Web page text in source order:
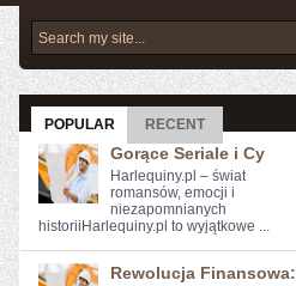
POPULAR RECENT
Gorące Seriale i Cy
Harlequiny.pl – świat
romansów, emocji i
niezapomnianych
historiiHarlequiny.pl to wyjątkowe ...
Rewolucja Finansowa: